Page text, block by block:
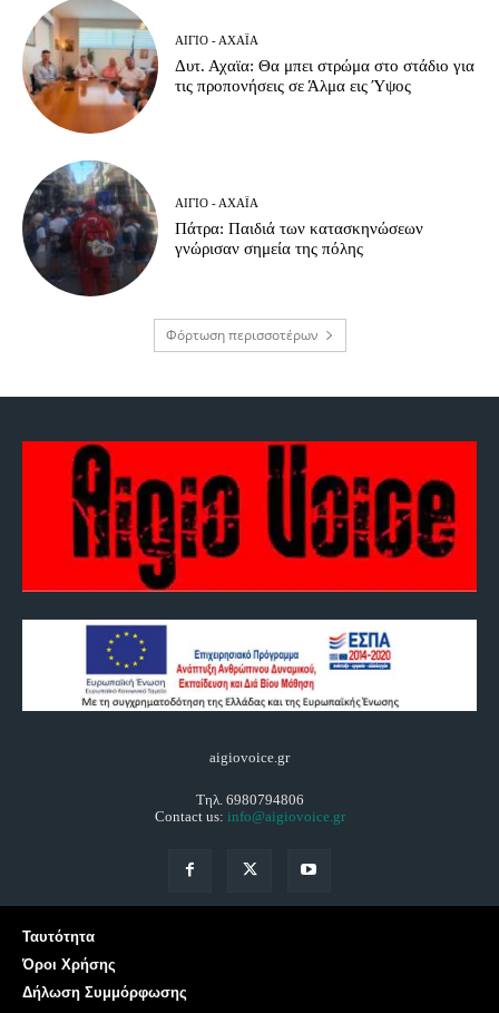
ΑΊΓΙΟ - ΑΧΑΪ́Α
Δυτ. Αχαϊα: Θα μπει στρώμα στο στάδιο για
τις προπονήσεις σε Άλμα εις Ύψος
ΑΊΓΙΟ - ΑΧΑΪ́Α
Πάτρα: Παιδιά των κατασκηνώσεων
γνώρισαν σημεία της πόλης
Φόρτωση περισσοτέρων
aigiovoice.gr
Τηλ. 6980794806
Contact us: info@aigiovoice.gr
Ταυτότητα
Όροι Χρήσης
Δήλωση Συμμόρφωσης